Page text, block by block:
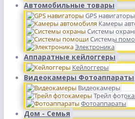
Автомобильные товары
GPS навигаторы
Камеры
Системы
Системы
Электроника
Аппаратные кейлоггеры
Кейлоггеры
Видеокамеры Фотоаппараты
Видеокамеры
Трейл
Фотоаппараты
Дом - Семья